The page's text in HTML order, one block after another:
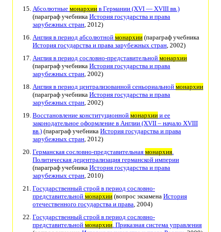
Абсолютные монархии в Германии (XVI — XVIII вв.)
(параграф учебника История государства и права
зарубежных стран, 2012)
Англия в период абсолютной монархии (параграф учебника
История государства и права зарубежных стран, 2002)
Англия в период сословно-представительной монархии
(параграф учебника История государства и права
зарубежных стран, 2002)
Англия в период централизованной сеньориальной монархии
(параграф учебника История государства и права
зарубежных стран, 2002)
Восстановление конституционной монархии и ее
законодательное оформление в Англии (XVII – начало XVIII
вв.) (параграф учебника История государства и права
зарубежных стран, 2012)
Германская сословно-представительная монархия.
Политическая децентрализация германской империи
(параграф учебника История государства и права
зарубежных стран, 2010)
Государственный строй в период сословно-
представительной монархии (вопрос экзамена История
отечественного государства и права, 2004)
Государственный строй в период сословно-
представительной монархии. Приказная система управления